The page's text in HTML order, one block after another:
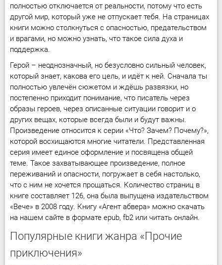
полностью отключается от реальности, потому что есть
другой мир, который уже не отпускает тебя. На страницах
книги можно столкнуться с опасностью, предательством
и врагами, но можно узнать, что такое сила духа и
поддержка.
Герой – неоднозначный, но безусловно сильный человек,
который знает, какова его цель, и идёт к ней. Сначала ты
полностью увлечён сюжетом и ждёшь развязки, но
постепенно приходит понимание, что писатель через
образы героев, через описанные ситуации говорит и о
других вещах, которые всегда были и будут важны.
Произведение относится к серии «Что? Зачем? Почему?»,
которой восхищаются многие читатели. Представленная
серия имеет единое оформление и посвящена общей
теме. Такое захватывающее произведение, полное
переживаний и опасности, погружает в себя настолько,
что с ним не хочется прощаться. Количество страниц в
книге составляет 126, она была выпущена издательством
«Вече» в 2008 году. Книгу «Агент абвера» можно скачать
на нашем сайте в формате epub, fb2 или читать онлайн.
Популярные книги жанра «Прочие
приключения»